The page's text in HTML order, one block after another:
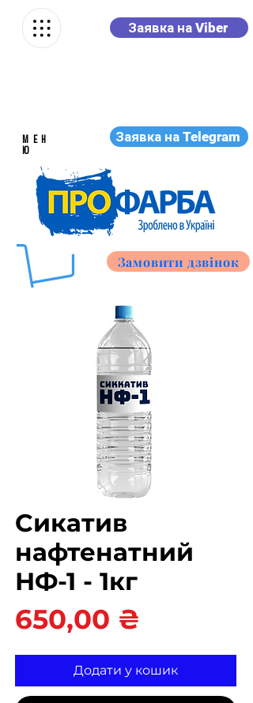
Заявка на Viber
Заявка на Telegram
МЕН
Ю
Замовити дзвінок
Сикатив
нафтенатний
НФ-1 - 1кг
650,00 ₴
Додати у кошик